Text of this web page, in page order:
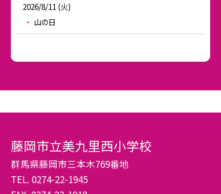
2026/8/11 (火)
山の日
藤岡市立美九里西小学校
群馬県藤岡市三本木769番地
TEL. 0274-22-1945